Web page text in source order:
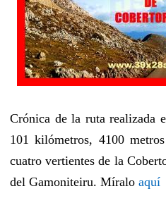
Crónica de la ruta realizada
101 kilómetros, 4100
cuatro vertientes de la
del Gamoniteiru. Míralo aquí